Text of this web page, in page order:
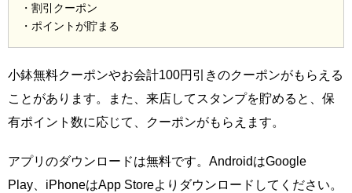
・割引クーポン
・ポイントが貯まる
小鉢無料クーポンやお会計100円引きのクーポンがもらえる
ことがあります。また、来店してスタンプを貯めると、保
有ポイント数に応じて、クーポンがもらえます。
アプリのダウンロードは無料です。AndroidはGoogle
Play、iPhoneはApp Storeよりダウンロードしてください。